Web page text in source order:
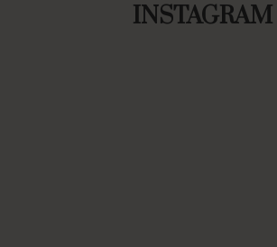
INSTAGRAM